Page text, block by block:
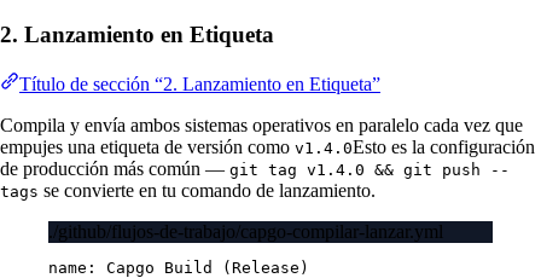
2. Lanzamiento en Etiqueta
Título de sección “2. Lanzamiento en Etiqueta”
Compila y envía ambos sistemas operativos en paralelo cada vez que
empujes una etiqueta de versión como v1.4.0Esto es la configuración
de producción más común — git tag v1.4.0 && git push --
tags se convierte en tu comando de lanzamiento.
./github/flujos-de-trabajo/capgo-compilar-lanzar.yml
name : Capgo Build (Release)